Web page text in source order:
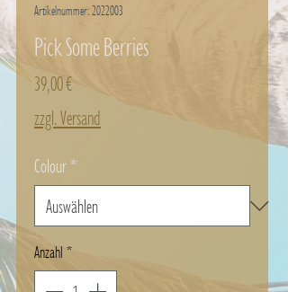
Artikelnummer: 2022003
Pick Some Berries
39,00 €Preis
zzgl. Versand
Colour*
Anzahl*